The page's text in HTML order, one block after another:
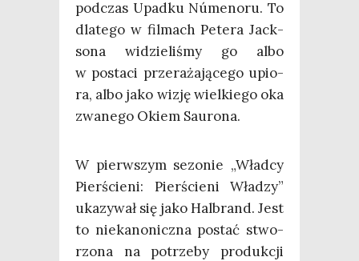
pod­czas Upad­ku Núme­no­ru. To
dla­te­go w fil­mach Pete­ra Jack­
so­na widzie­li­śmy go albo
w posta­ci prze­ra­ża­ją­ce­go upio­
ra, albo jako wizję wiel­kie­go oka
zwa­ne­go Okiem Saurona.
W pierw­szym sezo­nie „Wład­cy
Pier­ście­ni: Pier­ście­ni Wła­dzy”
uka­zy­wał się jako Hal­brand. Jest
to nie­ka­no­nicz­na postać stwo­
rzo­na na potrze­by pro­duk­cji